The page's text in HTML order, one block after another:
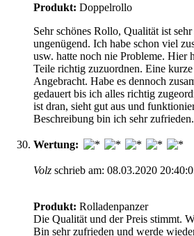
Produkt: Doppelrollo
Sehr schönes Rollo, Qualität ist
ungenügend. Ich habe schon viel
usw. hatte noch nie Probleme. Hier
Teile richtig zuzuordnen. Eine
Angebracht. Habe es dennoch
gedauert bis ich alles richtig
ist dran, sieht gut aus und
Beschreibung bin ich sehr zufrieden.
Wertung:
Volz schrieb am: 08.03.2020
Produkt: Rolladenpanzer
Die Qualität und der Preis stimmt.
Bin sehr zufrieden und werde